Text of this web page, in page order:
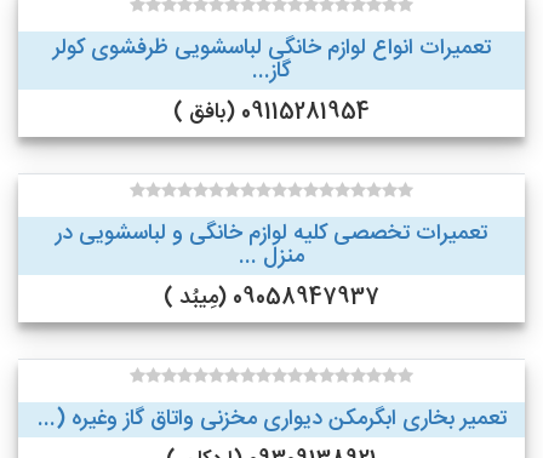
تعمیرات انواع لوازم خانگی لباسشویی ظرفشوی کولر
گاز...
09115281954 (بافق )
تعمیرات تخصصی کلیه لوازم خانگی و لباسشویی در
منزل ...
09058947937 (مِیبُد )
تعمیر بخاری ابگرمکن دیواری مخزنی واتاق گاز وغیره (...